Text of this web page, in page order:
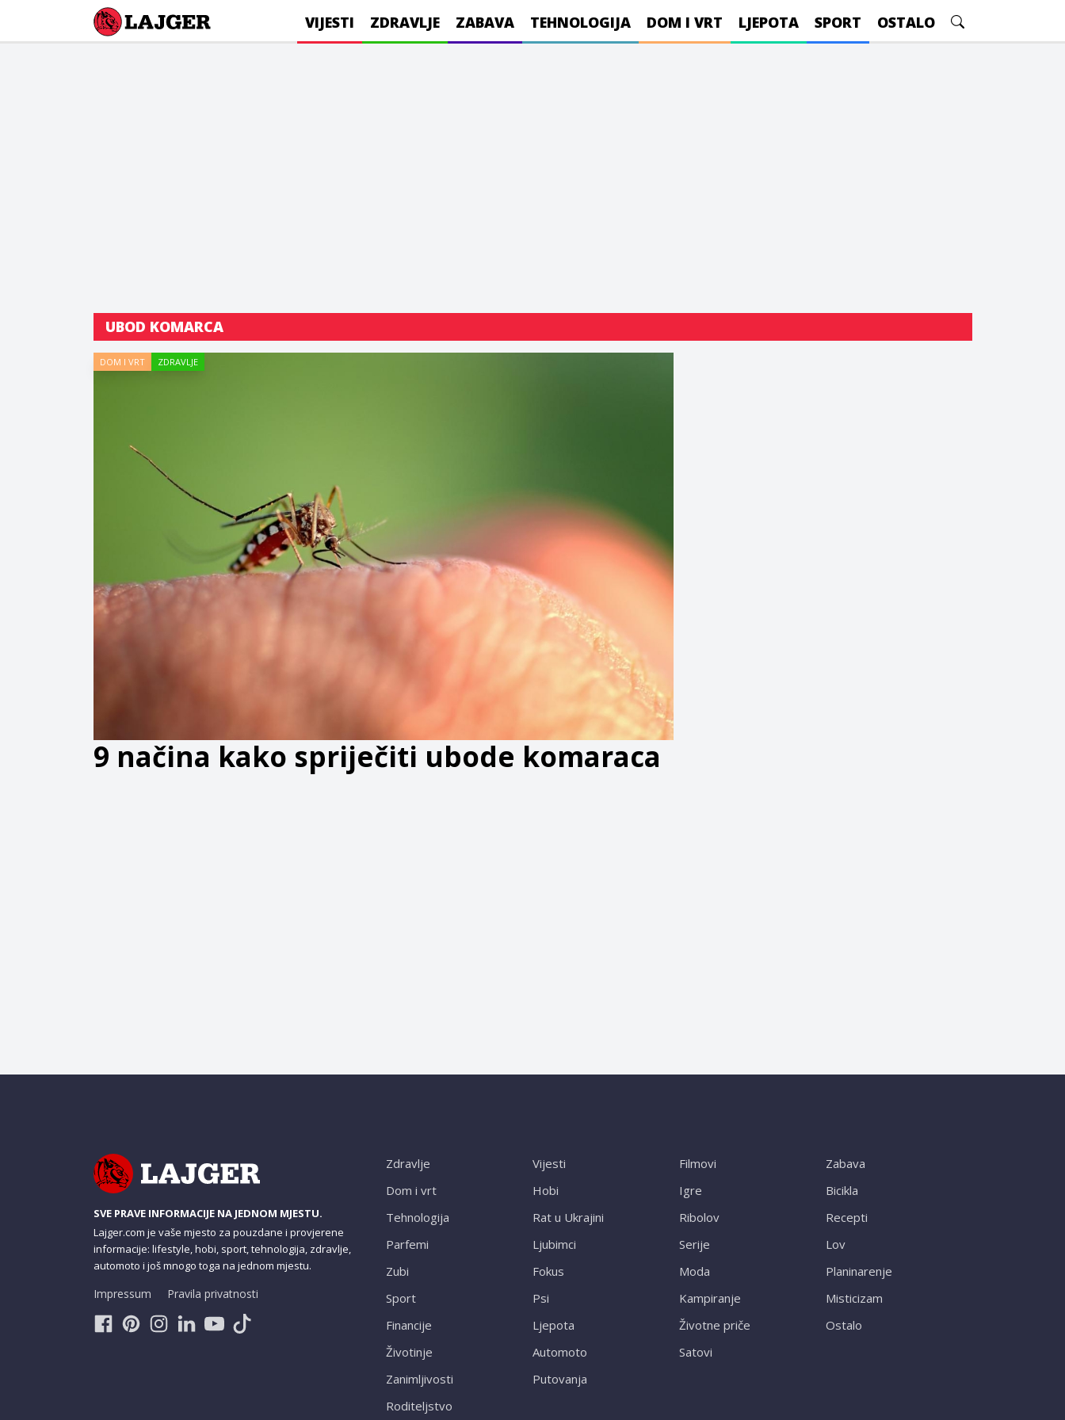
Lajger VIJESTI ZDRAVLJE ZABAVA TEHNOLOGIJA DOM I VRT LJEPOTA SPORT OSTALO
UBOD KOMARCA
DOM I VRT ZDRAVLJE
9 načina kako spriječiti ubode komaraca
SVE PRAVE INFORMACIJE NA JEDNOM MJESTU.
Lajger.com je vaše mjesto za pouzdane i provjerene
informacije: lifestyle, hobi, sport, tehnologija, zdravlje,
automoto i još mnogo toga na jednom mjestu.
Impressum Pravila privatnosti
Zdravlje
Dom i vrt
Tehnologija
Parfemi
Zubi
Sport
Financije
Životinje
Zanimljivosti
Roditeljstvo
Vijesti
Hobi
Rat u Ukrajini
Ljubimci
Fokus
Psi
Ljepota
Automoto
Putovanja
Filmovi
Igre
Ribolov
Serije
Moda
Kampiranje
Životne priče
Satovi
Zabava
Bicikla
Recepti
Lov
Planinarenje
Misticizam
Ostalo